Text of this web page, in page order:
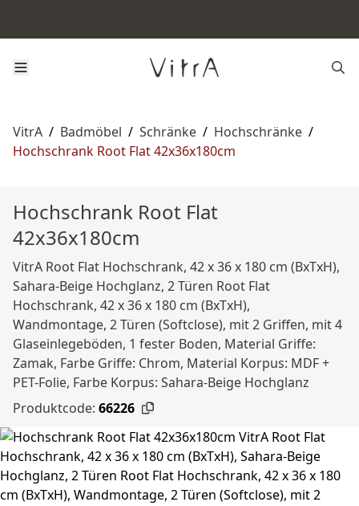
VitrA / Badmöbel / Schränke / Hochschränke /
Hochschrank Root Flat 42x36x180cm
Hochschrank Root Flat
42x36x180cm
VitrA Root Flat Hochschrank, 42 x 36 x 180 cm (BxTxH),
Sahara-Beige Hochglanz, 2 Türen Root Flat
Hochschrank, 42 x 36 x 180 cm (BxTxH),
Wandmontage, 2 Türen (Softclose), mit 2 Griffen, mit 4
Glaseinlegeböden, 1 fester Boden, Material Griffe:
Zamak, Farbe Griffe: Chrom, Material Korpus: MDF +
PET-Folie, Farbe Korpus: Sahara-Beige Hochglanz
Produktcode: 66226